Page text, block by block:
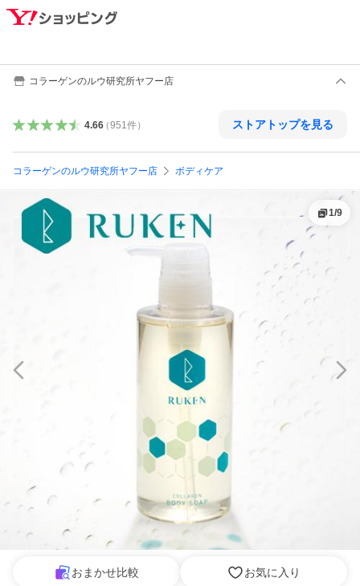
コラーゲンのルウ研究所ヤフー店
4.66（951件） ストアトップを見る
コラーゲンのルウ研究所ヤフー店 ボディケア
1/9
おまかせ比較 お気に入り